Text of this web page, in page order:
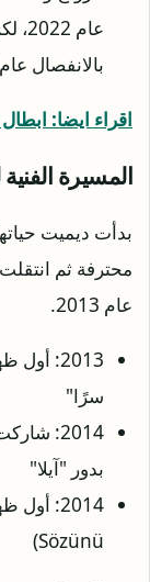
عام
بالانفصال عام 2023.
اقراء ايضا:
المسيرة
بدأت ديميت
محترفة ثم
عام 2013.
2013:
سرًا"
2014:
بدور "آيلا"
Sözünü)